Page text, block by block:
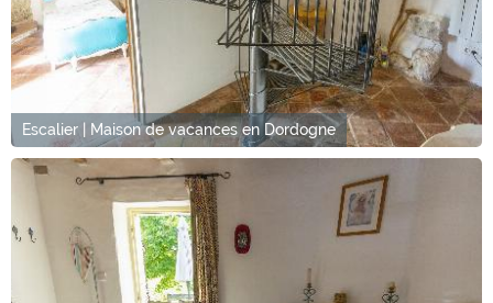
Escalier | Maison de vacances en Dordogne